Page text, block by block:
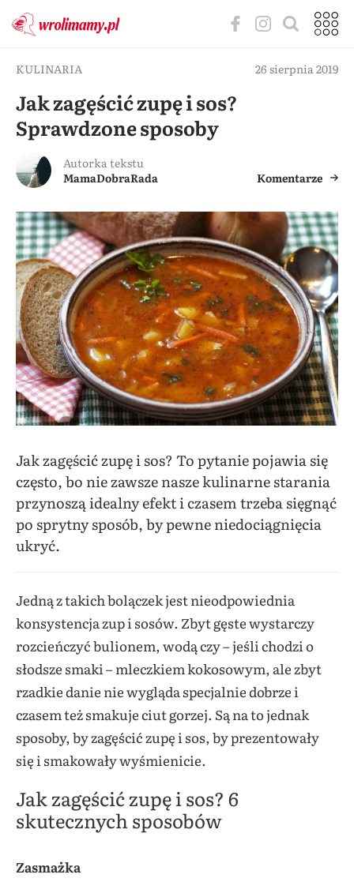
KULINARIA 26 sierpnia 2019
Jak zagęścić zupę i sos?
Sprawdzone sposoby
Autorka tekstu
MamaDobraRada
Komentarze
Jak zagęścić zupę i sos? To pytanie pojawia się
często, bo nie zawsze nasze kulinarne starania
przynoszą idealny efekt i czasem trzeba sięgnąć
po sprytny sposób, by pewne niedociągnięcia
ukryć.
Jedną z takich bolączek jest nieodpowiednia
konsystencja zup i sosów. Zbyt gęste wystarczy
rozcieńczyć bulionem, wodą czy – jeśli chodzi o
słodsze smaki – mleczkiem kokosowym, ale zbyt
rzadkie danie nie wygląda specjalnie dobrze i
czasem też smakuje ciut gorzej. Są na to jednak
sposoby, by zagęścić zupę i sos, by prezentowały
się i smakowały wyśmienicie.
Jak zagęścić zupę i sos? 6
skutecznych sposobów
Zasmażka